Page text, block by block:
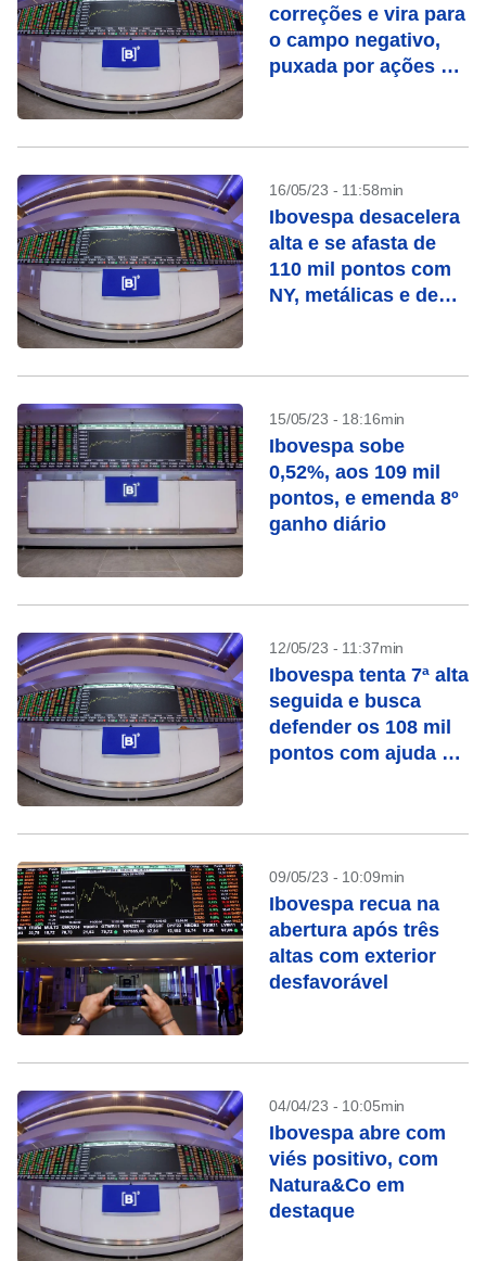
correções e vira para
o campo negativo,
puxada por ações de
16/05/23 - 11:58min
Ibovespa desacelera
alta e se afasta de
110 mil pontos com
NY, metálicas e de
15/05/23 - 18:16min
Ibovespa sobe
0,52%, aos 109 mil
pontos, e emenda 8º
ganho diário
12/05/23 - 11:37min
Ibovespa tenta 7ª alta
seguida e busca
defender os 108 mil
pontos com ajuda de
09/05/23 - 10:09min
Ibovespa recua na
abertura após três
altas com exterior
desfavorável
04/04/23 - 10:05min
Ibovespa abre com
viés positivo, com
Natura&Co em
destaque